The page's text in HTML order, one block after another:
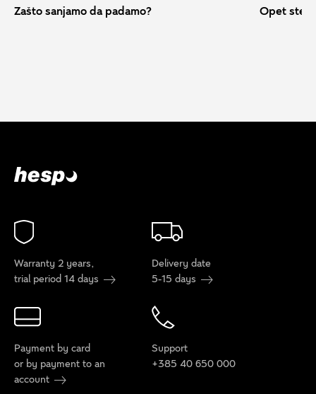
Zašto sanjamo da padamo? Opet ste
Warranty 2 years,
trial period 14 days
Delivery date
5-15 days
Payment by card
or by payment to an
account
Support
+385 40 650 000